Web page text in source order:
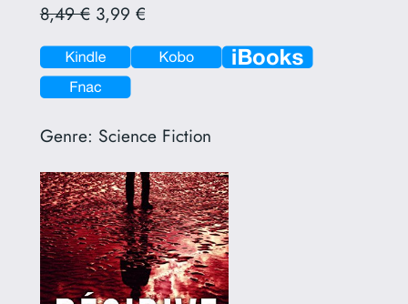
8,49 €3,99 €
Genre: Science Fiction